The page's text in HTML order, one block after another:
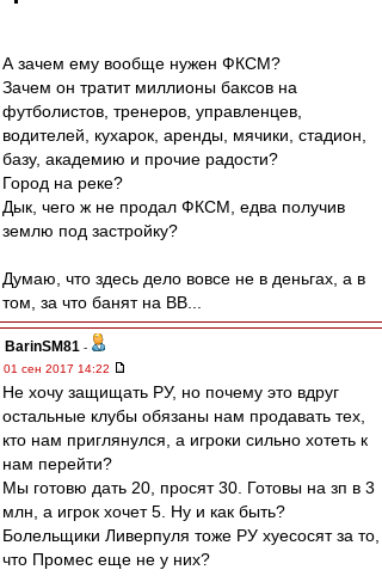
А зачем ему вообще нужен ФКСМ?
Зачем он тратит миллионы баксов на
футболистов, тренеров, управленцев,
водителей, кухарок, аренды, мячики, стадион,
базу, академию и прочие радости?
Город на реке?
Дык, чего ж не продал ФКСМ, едва получив
землю под застройку?
Думаю, что здесь дело вовсе не в деньгах, а в
том, за что банят на ВВ...
BarinSM81 -
01 сен 2017 14:22
Не хочу защищать РУ, но почему это вдруг
остальные клубы обязаны нам продавать тех,
кто нам приглянулся, а игроки сильно хотеть к
нам перейти?
Мы готовю дать 20, просят 30. Готовы на зп в 3
млн, а игрок хочет 5. Ну и как быть?
Болельщики Ливерпуля тоже РУ хуесосят за то,
что Промес еще не у них?